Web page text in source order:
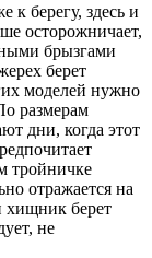
к берегу, здесь и
осторожничает,
брызгами
берет
моделей нужно
размерам
дни, когда этот
тройничке
отражается на
хищник берет
не